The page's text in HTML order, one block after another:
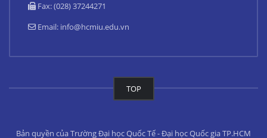
Fax: (028) 37244271
Email: info@hcmiu.edu.vn
TOP
Bản quyền của Trường Đại học Quốc Tế - Đại học Quốc gia TP.HCM